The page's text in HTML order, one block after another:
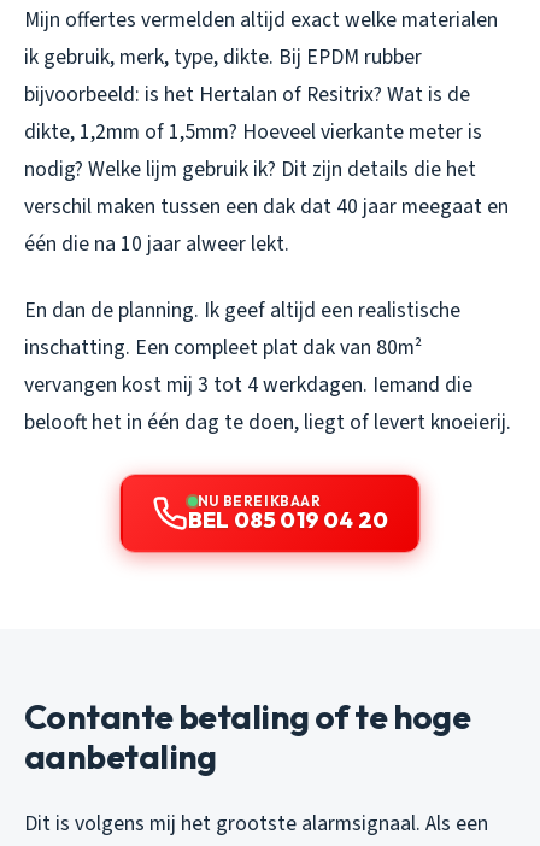
Mijn offertes vermelden altijd exact welke materialen
ik gebruik, merk, type, dikte. Bij EPDM rubber
bijvoorbeeld: is het Hertalan of Resitrix? Wat is de
dikte, 1,2mm of 1,5mm? Hoeveel vierkante meter is
nodig? Welke lijm gebruik ik? Dit zijn details die het
verschil maken tussen een dak dat 40 jaar meegaat en
één die na 10 jaar alweer lekt.
En dan de planning. Ik geef altijd een realistische
inschatting. Een compleet plat dak van 80m²
vervangen kost mij 3 tot 4 werkdagen. Iemand die
belooft het in één dag te doen, liegt of levert knoeierij.
NU BEREIKBAAR
BEL 085 019 04 20
Contante betaling of te hoge
aanbetaling
Dit is volgens mij het grootste alarmsignaal. Als een